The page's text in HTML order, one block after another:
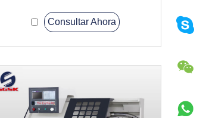
Consultar Ahora